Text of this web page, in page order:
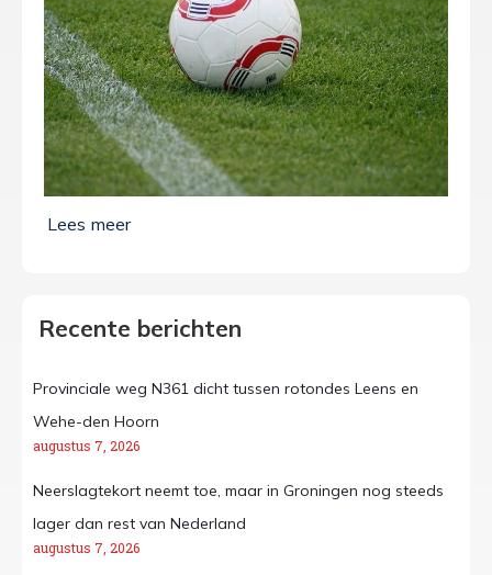
Recente berichten
Provinciale weg N361 dicht tussen rotondes Leens en
Wehe-den Hoorn
augustus 7, 2026
Neerslagtekort neemt toe, maar in Groningen nog steeds
lager dan rest van Nederland
augustus 7, 2026